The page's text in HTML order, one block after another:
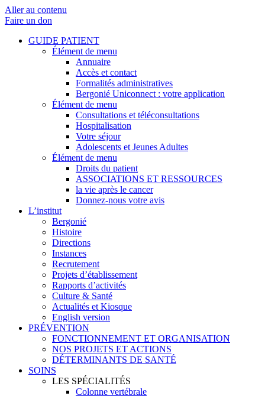
Aller au contenu
Faire un don
GUIDE PATIENT
Élément de menu
Annuaire
Accès et contact
Formalités administratives
Bergonié Uniconnect : votre application
Élément de menu
Consultations et téléconsultations
Hospitalisation
Votre séjour
Adolescents et Jeunes Adultes
Élément de menu
Droits du patient
ASSOCIATIONS ET RESSOURCES
la vie après le cancer
Donnez-nous votre avis
L’institut
Bergonié
Histoire
Directions
Instances
Recrutement
Projets d’établissement
Rapports d’activités
Culture & Santé
Actualités et Kiosque
English version
PRÉVENTION
FONCTIONNEMENT ET ORGANISATION
NOS PROJETS ET ACTIONS
DÉTERMINANTS DE SANTÉ
SOINS
LES SPÉCIALITÉS
Colonne vertébrale